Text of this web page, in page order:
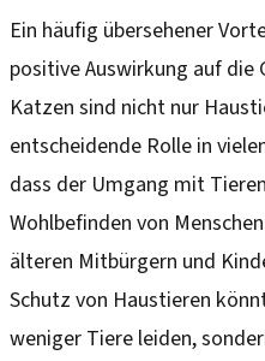
Ein häufig übersehener
positive Auswirkung auf die
Katzen sind nicht nur
entscheidende Rolle in
dass der Umgang mit
Wohlbefinden von
älteren Mitbürgern und
Schutz von Haustieren
weniger Tiere leiden,